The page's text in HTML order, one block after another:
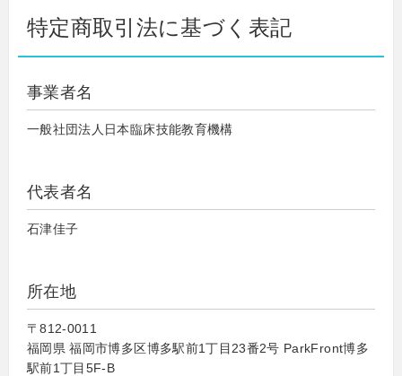
特定商取引法に基づく表記
事業者名
一般社団法人日本臨床技能教育機構
代表者名
石津佳子
所在地
〒812-0011
福岡県 福岡市博多区博多駅前1丁目23番2号 ParkFront博多
駅前1丁目5F-B